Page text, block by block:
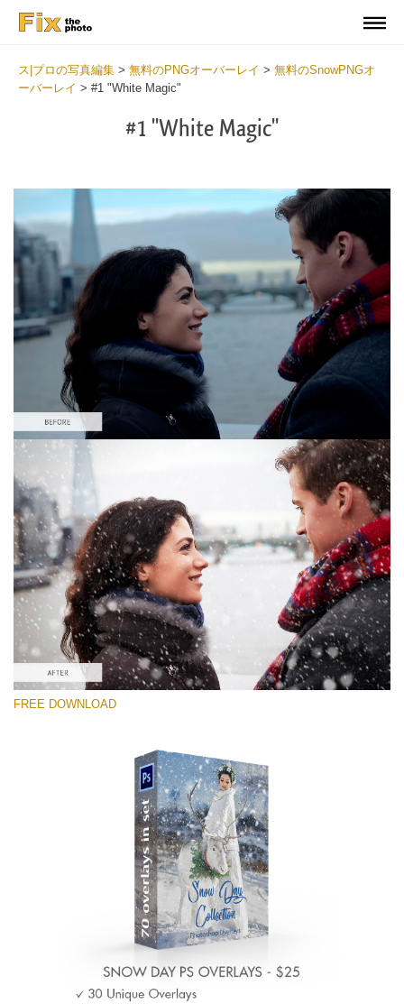
ス|プロの写真編集 > 無料のPNGオーバーレイ > 無料のSnowPNGオ
ーバーレイ > #1 "White Magic"
#1 "White Magic"
選んでください
Free PNG Overlay #1
Small 800*533px
Snowy Day (70 Overlays)
Large 6000*4000px
Sky Boundless
Large 6000*4000px
Large 6000*4000px
無料ダウンロード
FREE DOWNLOAD